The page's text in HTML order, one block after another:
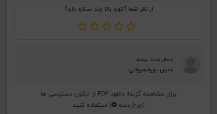
از نظر شما آکورد بالا چند ستاره دارد؟
ارسال شده توسط
متین پورخسروانی
برای مشاهده گزینه دانلود PDF از آیکون دسترسی ها
(چرخ دنده ) استفاده کنید